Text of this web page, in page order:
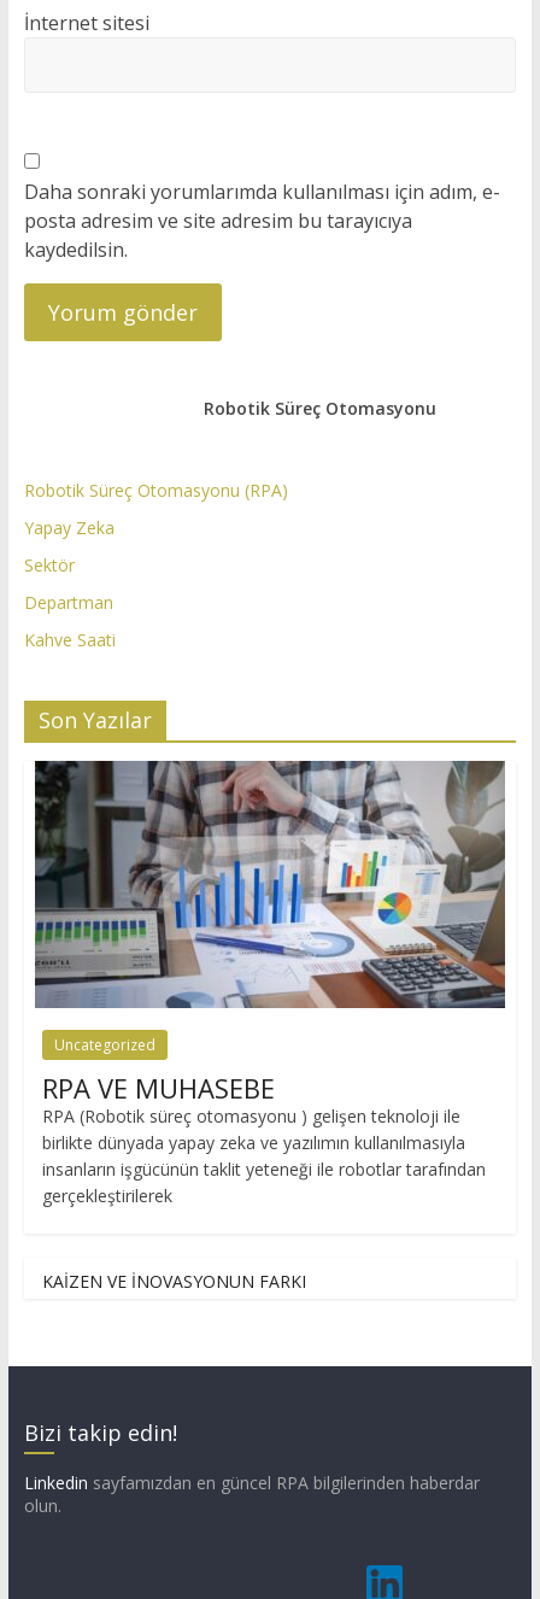
İnternet sitesi
Daha sonraki yorumlarımda kullanılması için adım, e-
posta adresim ve site adresim bu tarayıcıya
kaydedilsin.
Robotik Süreç Otomasyonu
Robotik Süreç Otomasyonu (RPA)
Yapay Zeka
Sektör
Departman
Kahve Saati
Son Yazılar
Uncategorized
RPA VE MUHASEBE
RPA (Robotik süreç otomasyonu ) gelişen teknoloji ile
birlikte dünyada yapay zeka ve yazılımın kullanılmasıyla
insanların işgücünün taklit yeteneği ile robotlar tarafından
gerçekleştirilerek
KAİZEN VE İNOVASYONUN FARKI
Bizi takip edin!
Linkedin sayfamızdan en güncel RPA bilgilerinden haberdar
olun.